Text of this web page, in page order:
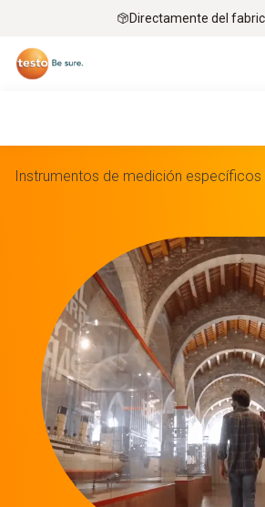
Directamente del
Instrumentos de medición específicos